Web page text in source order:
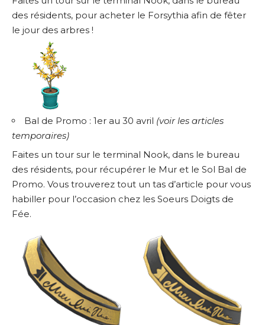
des résidents, pour acheter le Forsythia afin de fêter
le jour des arbres !
Bal de Promo : 1er au 30 avril (voir les articles
temporaires)
Faites un tour sur le terminal Nook, dans le bureau
des résidents, pour récupérer le Mur et le Sol Bal de
Promo. Vous trouverez tout un tas d’article pour vous
habiller pour l’occasion chez les Soeurs Doigts de
Fée.